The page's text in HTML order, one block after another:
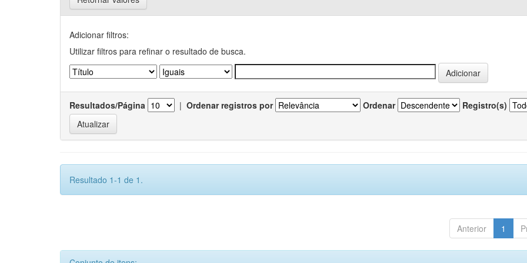
Adicionar filtros:
Utilizar filtros para refinar o resultado de busca.
Resultados/Página | Ordenar registros por Ordenar Registro(s)
Resultado 1-1 de 1.
Anterior 1